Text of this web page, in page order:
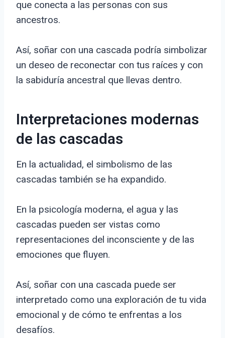
que conecta a las personas con sus
ancestros.
Así, soñar con una cascada podría simbolizar
un deseo de reconectar con tus raíces y con
la sabiduría ancestral que llevas dentro.
Interpretaciones modernas
de las cascadas
En la actualidad, el simbolismo de las
cascadas también se ha expandido.
En la psicología moderna, el agua y las
cascadas pueden ser vistas como
representaciones del inconsciente y de las
emociones que fluyen.
Así, soñar con una cascada puede ser
interpretado como una exploración de tu vida
emocional y de cómo te enfrentas a los
desafíos.